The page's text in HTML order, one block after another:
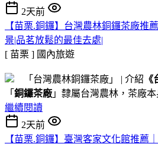
2天前
【苗栗.銅鑼】台灣農林銅鑼茶廠推
景|品茗放鬆的最佳去處|
[ 苗栗 ] 國內旅遊
「台灣農林銅鑼茶廠」 | 介紹
「 銅鑼茶廠 」隸屬台灣農林，茶廠
繼續閱讀
2天前
【苗栗.銅鑼】臺灣客家文化館推薦